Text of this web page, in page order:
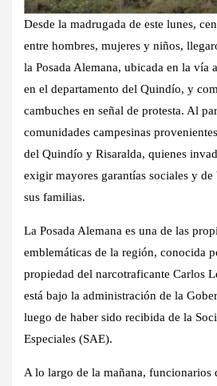
Desde la madrugada de este lunes,
entre hombres, mujeres y niños,
la Posada Alemana, ubicada en la vía
en el departamento del Quindío, y
cambuches en señal de protesta. Al
comunidades campesinas
del Quindío y Risaralda, quienes
exigir mayores garantías sociales y
sus familias.
La Posada Alemana es una de las
emblemáticas de la región, conocida
propiedad del narcotraficante Carlos
está bajo la administración de la
luego de haber sido recibida de la
Especiales (SAE).
A lo largo de la mañana, funcionarios